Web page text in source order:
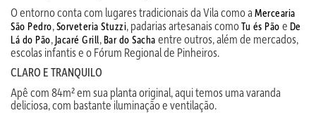
O entorno conta com lugares tradicionais da Vila como a Mercearia
São Pedro,Sorveteria Stuzzi, padarias artesanais comoTu és Pão e De
Lá do Pão, Jacaré Grill, Bar do Sacha entre outros, além de mercados,
escolas infantis e o Fórum Regional de Pinheiros.
CLARO E TRANQUILO
Apê com 84m² em sua planta original, aqui temos uma varanda
deliciosa, com bastante iluminação e ventilação.